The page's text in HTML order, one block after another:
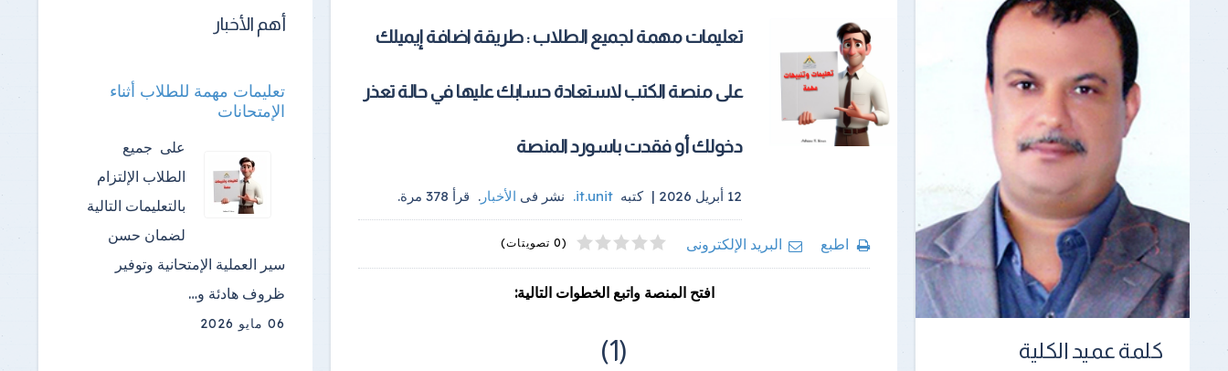
تعليمات مهمة لجميع الطلاب : طريقة اضافة إيميلك
على منصة الكتب لاستعادة حسابك عليها في حالة تعذر
دخولك أو فقدت باسورد المنصة
12 أبريل 2026 | كتبه it.unit
. نشر فى الأخبار . قرأ 378 مرة.
اطبع البريد الإلكترونى 1
2
3
4
5 (0 تصويتات)
افتح المنصة واتبع الخطوات التالية:
(1) كلمة عميد الكلية
أهم الأخبار
تعليمات مهمة للطلاب أثناء
الإمتحانات
على جميع
الطلاب الإلتزام
بالتعليمات التالية
لضمان حسن
سير العملية الإمتحانية وتوفير
ظروف هادئة و…
06 مايو 2026